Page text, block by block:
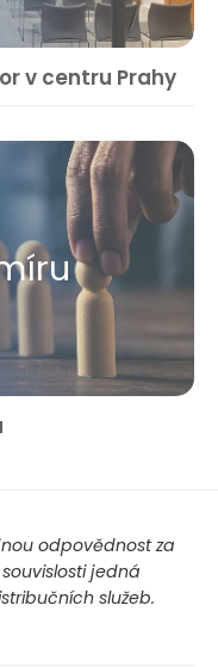
v centru Prahy
odpovědnost za
jedná
služeb.